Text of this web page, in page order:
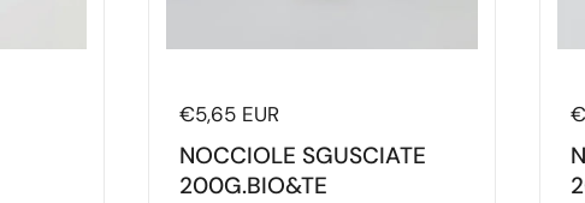
Prezzo di listino
€5,65 EUR
NOCCIOLE SGUSCIATE
200G.BIO&TE